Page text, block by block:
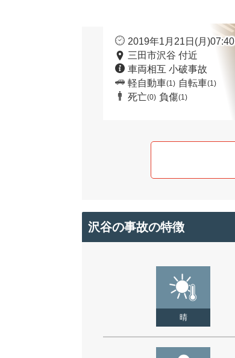
2019年1月21日(月)07:40
三田市沢谷 付近
車両相互 小破事故
軽自動車(1) 自転車(1)
死亡(0) 負傷(1)
沢谷の事故の特徴
晴